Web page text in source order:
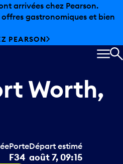
arrivées chez Pearson.
gastronomiques et bien
PEARSON
Worth,
Porte
F34
Départ estimé
août 7, 09:15